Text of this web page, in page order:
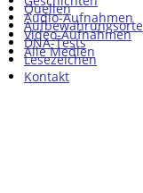
Audio-Aufnahmen
Video-Aufnahmen
Alle Medien
Quellen
Aufbewahrungsorte
DNA-Tests
Lesezeichen
Kontakt